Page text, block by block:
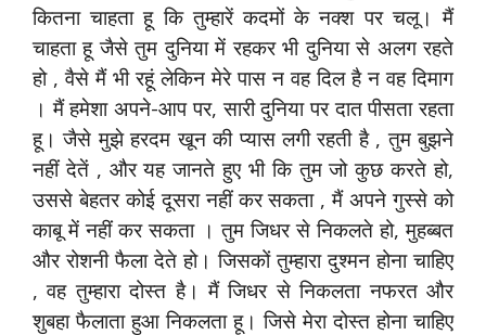
कितना चाहता हू कि तुम्‍हारें कदमों के नक्‍श पर चलू। मैं
चाहता हू जैसे तुम दुनिया में रहकर भी दुनिया से अलग रहते
हो , वैसे मैं भी रहूं लेकिन मेरे पास न वह दिल है न वह दिमाग
। मैं हमेशा अपने-आप पर, सारी दुनिया पर दात पीसता रहता
हू। जैसे मुझे हरदम खून की प्‍यास लगी रहती है , तुम बुझने
नहीं देतें , और यह जानते हुए भी कि तुम जो कुछ करते हो,
उससे बेहतर कोई दूसरा नहीं कर सकता , मैं अपने गुस्‍से को
काबू में नहीं कर सकता । तुम जिधर से निकलते हो, मुहब्‍बत
और रोशनी फैला देते हो। जिसकों तुम्‍हारा दुश्‍मन होना चाहिए
, वह तुम्‍हारा दोस्‍त है। मैं जिधर से निकलता नफरत और
शुबहा फैलाता हुआ निकलता हू। जिसे मेरा दोस्‍त होना चाहिए